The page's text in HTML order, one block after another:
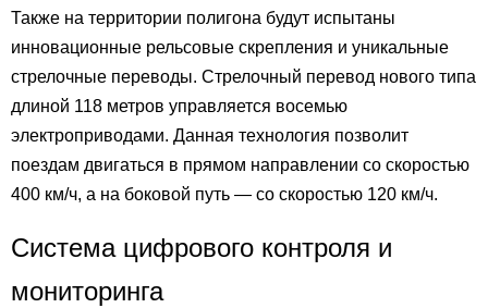
Также на территории полигона будут испытаны
инновационные рельсовые скрепления и уникальные
стрелочные переводы. Стрелочный перевод нового типа
длиной 118 метров управляется восемью
электроприводами. Данная технология позволит
поездам двигаться в прямом направлении со скоростью
400 км/ч, а на боковой путь — со скоростью 120 км/ч.
Система цифрового контроля и
мониторинга